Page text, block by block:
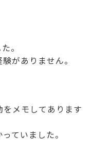
。
がありません。
メモしてあります
ていました。